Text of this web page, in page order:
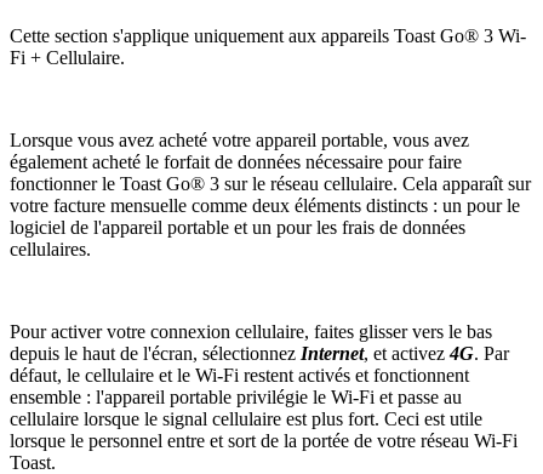
Cette section s'applique uniquement aux appareils Toast Go® 3 Wi-
Fi + Cellulaire.
Lorsque vous avez acheté votre appareil portable, vous avez
également acheté le forfait de données nécessaire pour faire
fonctionner le Toast Go® 3 sur le réseau cellulaire. Cela apparaît sur
votre facture mensuelle comme deux éléments distincts : un pour le
logiciel de l'appareil portable et un pour les frais de données
cellulaires.
Pour activer votre connexion cellulaire, faites glisser vers le bas
depuis le haut de l'écran, sélectionnez Internet, et activez4G. Par
défaut, le cellulaire et le Wi-Fi restent activés et fonctionnent
ensemble : l'appareil portable privilégie le Wi-Fi et passe au
cellulaire lorsque le signal cellulaire est plus fort. Ceci est utile
lorsque le personnel entre et sort de la portée de votre réseau Wi-Fi
Toast.